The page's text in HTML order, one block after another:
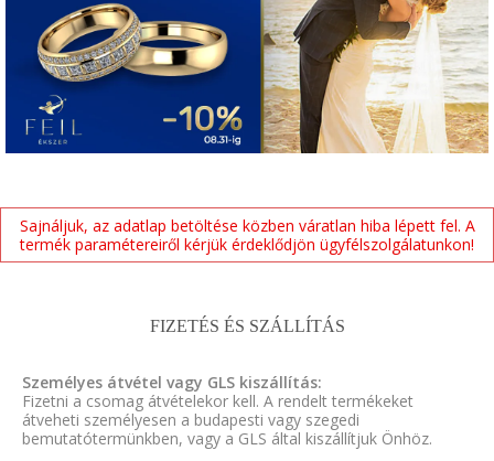
Sajnáljuk, az adatlap betöltése közben váratlan hiba lépett fel. A
termék paramétereiről kérjük érdeklődjön ügyfélszolgálatunkon!
FIZETÉS ÉS SZÁLLÍTÁS
Személyes átvétel vagy GLS kiszállítás:
Fizetni a csomag átvételekor kell. A rendelt termékeket
átveheti személyesen a budapesti vagy szegedi
bemutatótermünkben, vagy a GLS által kiszállítjuk Önhöz.